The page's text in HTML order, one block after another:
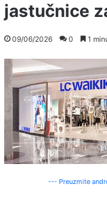
jastučnice
09/06/2026 0 1
--- Preuzmite